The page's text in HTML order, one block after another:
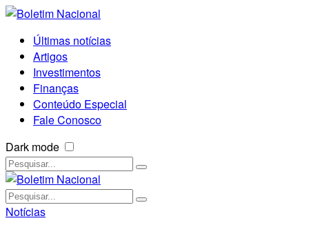
Últimas notícias
Artigos
Investimentos
Finanças
Conteúdo Especial
Fale Conosco
Dark mode
Notícias